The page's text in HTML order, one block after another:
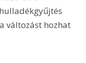
változást hozhat